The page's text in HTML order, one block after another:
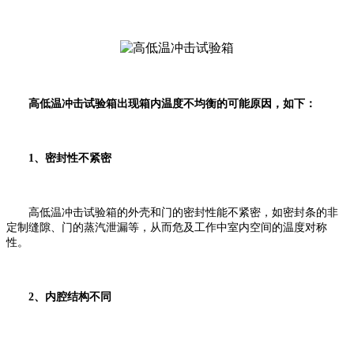
高低温冲击试验箱出现箱内温度不均衡的可能原因，如下：
1、密封性不紧密
高低温冲击试验箱的外壳和门的密封性能不紧密，如密封条的非
定制缝隙、门的蒸汽泄漏等，从而危及工作中室内空间的温度对称
性。
2、内腔结构不同